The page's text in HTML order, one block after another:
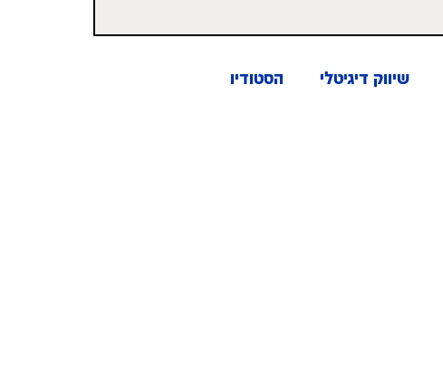
שיווק דיגיטלי הסטודיו